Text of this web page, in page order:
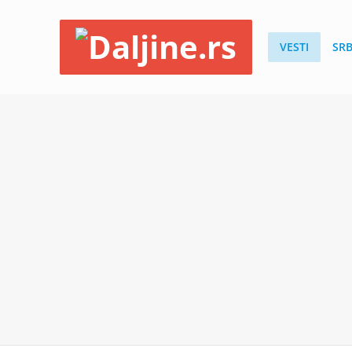
VESTI